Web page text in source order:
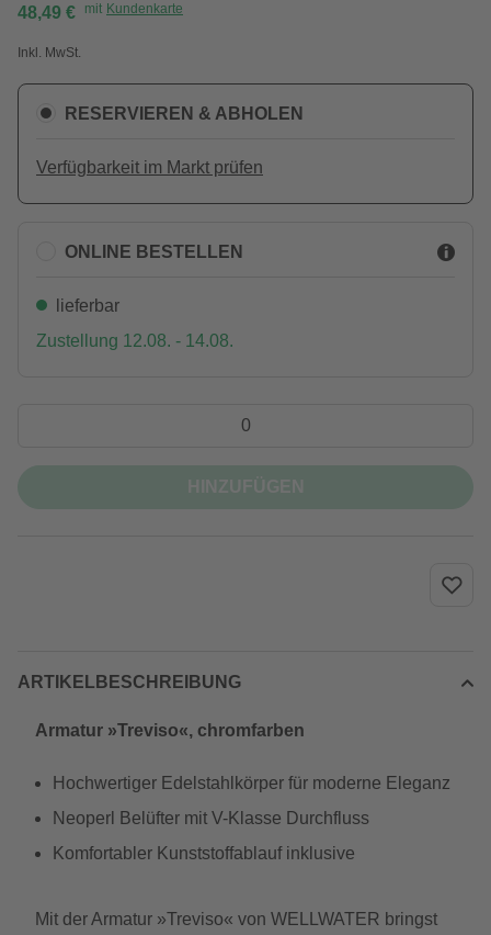
48,49 € mit Kundenkarte
Inkl. MwSt.
RESERVIEREN & ABHOLEN
Verfügbarkeit im Markt prüfen
ONLINE BESTELLEN
lieferbar
Zustellung 12.08. - 14.08.
ARTIKELBESCHREIBUNG
Armatur »Treviso«, chromfarben
Hochwertiger Edelstahlkörper für moderne Eleganz
Neoperl Belüfter mit V-Klasse Durchfluss
Komfortabler Kunststoffablauf inklusive
Mit der Armatur »Treviso« von WELLWATER bringst